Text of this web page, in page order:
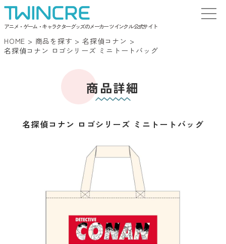
アニメ・ゲーム・キャラクターグッズのメーカー ツインクル 公式サイト
HOME > 商品を探す >名探偵コナン >
名探偵コナン ロゴシリーズ ミニトートバッグ
商品詳細
名探偵コナン ロゴシリーズ ミニトートバッグ